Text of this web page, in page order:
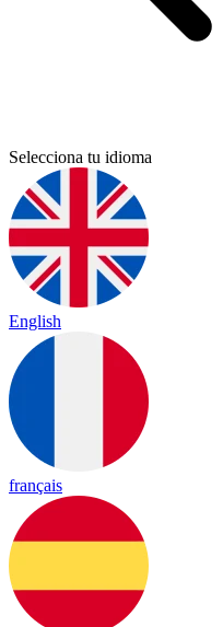
Selecciona tu idioma
English
français